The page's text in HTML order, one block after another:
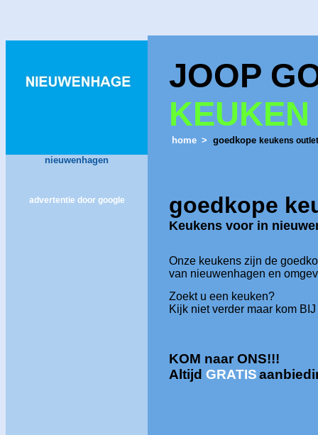
nieuwenhagen
advertentie door google
JOOP
KEUKEN
home > goedkope keukens
goedkope
Keukens voor in
Onze keukens zijn de
van nieuwenhagen en
Zoekt u een keuken?
Kijk niet verder maar kom
KOM naar ONS!!!
Altijd GRATIS